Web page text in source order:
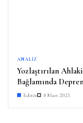
ANALIZ
Yozlaştırılan
Bağlamında
Editör 8 Mart 2023